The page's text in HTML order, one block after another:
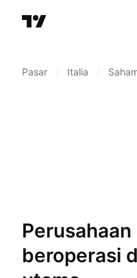
Pasar Italia
Perusahaan Perusahaan Italia yang
beroperasi